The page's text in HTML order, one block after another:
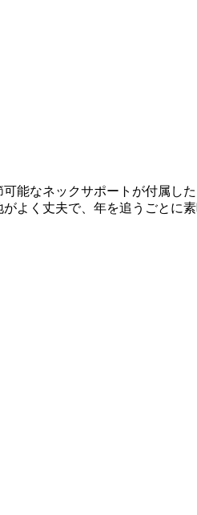
能なネックサポートが付属
よく丈夫で、年を追うごとに